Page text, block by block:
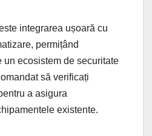
integrarea ușoară cu
permițând
un ecosistem de securitate
să verificați
a asigura
existente.